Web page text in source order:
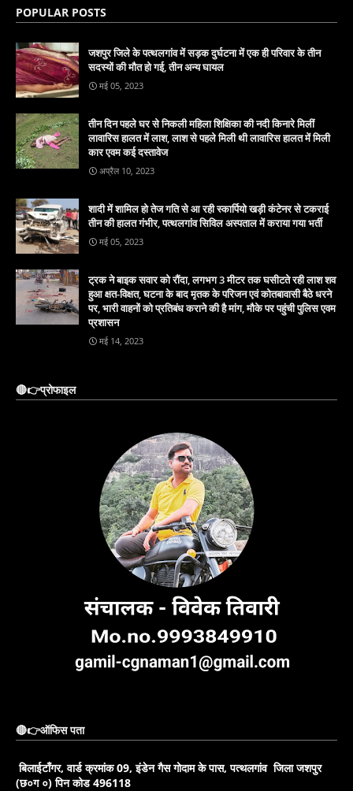
POPULAR POSTS
जशपुर जिले के पत्थलगांव में सड़क दुर्घटना में एक ही परिवार के तीन
सदस्यों की मौत हो गई, तीन अन्य घायल
मई 05, 2023
तीन दिन पहले घर से निकली महिला शिक्षिका की नदी किनारे मिलीं
लावारिस हालत में लाश, लाश से पहले मिली थी लावारिस हालत में मिली
कार एवम कई दस्तावेज
अप्रैल 10, 2023
शादी में शामिल हो तेज गति से आ रही स्कार्पियो खड़ी कंटेनर से टकराई
तीन की हालत गंभीर, पत्थलगांव सिविल अस्पताल में कराया गया भर्ती
मई 05, 2023
ट्रक ने बाइक सवार को रौंदा, लगभग 3 मीटर तक घसीटते रही लाश शव
हुआ क्षत-विक्षत, घटना के बाद मृतक के परिजन एवं कोतबावासी बैठे धरने
पर, भारी वाहनों को प्रतिबंध कराने की है मांग, मौके पर पहुंची पुलिस एवम
प्रशासन
मई 14, 2023
🔴👉प्रोफाइल
🔴👉ऑफिस पता
बिलाईटाँगर, वार्ड क्रमांक 09, इंडेन गैस गोदाम के पास, पत्थलगांव जिला जशपुर
(छ०ग ०) पिन कोड 496118